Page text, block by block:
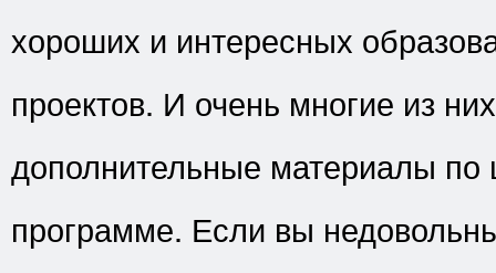
хороших и интересных
проектов. И очень многие из
дополнительные материалы по
программе. Если вы